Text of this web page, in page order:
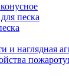
песка
и наглядная